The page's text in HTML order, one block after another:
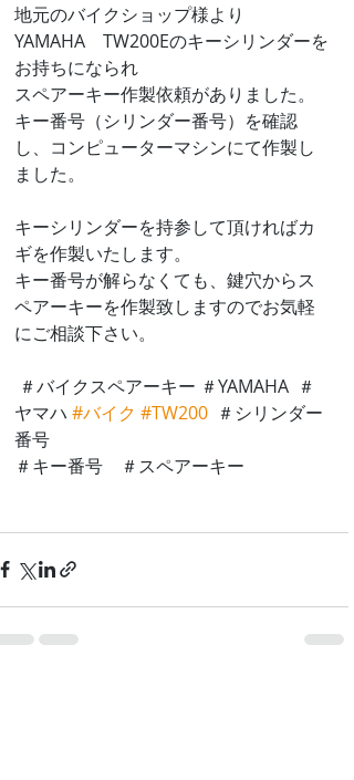
地元のバイクショップ様より
YAMAHA　TW200Eのキーシリンダーを
お持ちになられ
スペアーキー作製依頼がありました。
キー番号（シリンダー番号）を確認
し、コンピューターマシンにて作製し
ました。
キーシリンダーを持参して頂ければカ
ギを作製いたします。
キー番号が解らなくても、鍵穴からス
ペアーキーを作製致しますのでお気軽
にご相談下さい。
ヤマハ #バイク #TW200
  ＃シリンダー
番号
＃キー番号　＃スペアーキー